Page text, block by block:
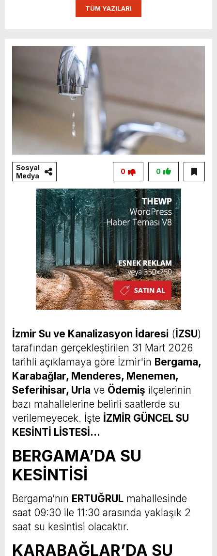
TÜM YAZILARI
Sosyal
Medya
0
0
İzmir Su ve Kanalizasyon İdaresi (İZSU)
tarafından gerçekleştirilen 31 Mart 2026
tarihli açıklamaya göre İzmir'in Bergama,
Karabağlar, Menderes, Menemen,
Seferihisar, Urla ve Ödemiş ilçelerinin
bazı mahallelerine belirli saatlerde su
verilemeyecek. İşte İZMİR GÜNCEL SU
KESİNTİ LİSTESİ…
BERGAMA’DA SU
KESİNTİSİ
Bergama’nın ERTUĞRUL mahallesinde
saat 09:30 ile 11:30 arasında yaklaşık 2
saat su kesintisi olacaktır.
KARABAĞLAR’DA SU